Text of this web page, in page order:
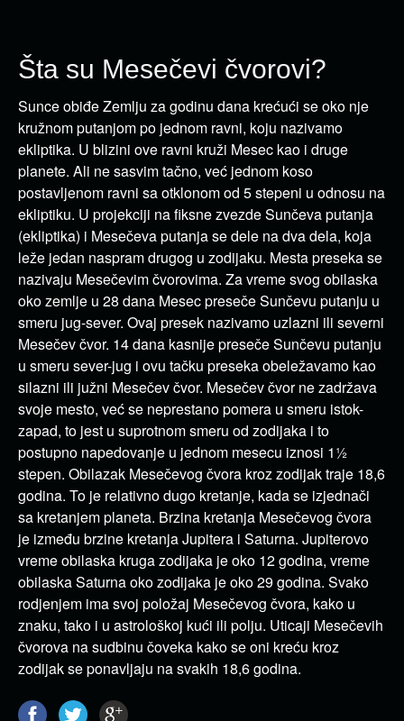
Šta su Mesečevi čvorovi?
Sunce obiđe Zemlju za godinu dana krećući se oko nje
kružnom putanjom po jednom ravni, koju nazivamo
ekliptika. U blizini ove ravni kruži Mesec kao i druge
planete. Ali ne sasvim tačno, već jednom koso
postavljenom ravni sa otklonom od 5 stepeni u odnosu na
ekliptiku. U projekciji na fiksne zvezde Sunčeva putanja
(ekliptika) i Mesečeva putanja se dele na dva dela, koja
leže jedan naspram drugog u zodijaku. Mesta preseka se
nazivaju Mesečevim čvorovima. Za vreme svog obilaska
oko zemlje u 28 dana Mesec preseče Sunčevu putanju u
smeru jug-sever. Ovaj presek nazivamo uzlazni ili severni
Mesečev čvor. 14 dana kasnije preseče Sunčevu putanju
u smeru sever-jug i ovu tačku preseka obeležavamo kao
silazni ili južni Mesečev čvor. Mesečev čvor ne zadržava
svoje mesto, već se neprestano pomera u smeru istok-
zapad, to jest u suprotnom smeru od zodijaka i to
postupno napedovanje u jednom mesecu iznosi 1½
stepen. Obilazak Mesečevog čvora kroz zodijak traje 18,6
godina. To je relativno dugo kretanje, kada se izjednači
sa kretanjem planeta. Brzina kretanja Mesečevog čvora
je između brzine kretanja Jupitera i Saturna. Jupiterovo
vreme obilaska kruga zodijaka je oko 12 godina, vreme
obilaska Saturna oko zodijaka je oko 29 godina. Svako
rodjenjem ima svoj položaj Mesečevog čvora, kako u
znaku, tako i u astrološkoj kući ili polju. Uticaji Mesečevih
čvorova na sudbinu čoveka kako se oni kreću kroz
zodijak se ponavljaju na svakih 18,6 godina.